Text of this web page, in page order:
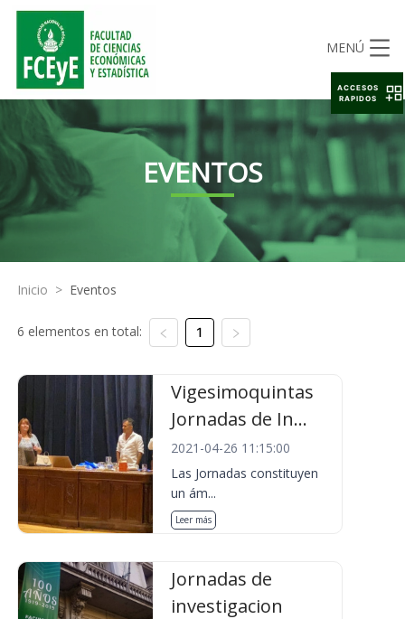
MENÚ
EVENTOS
Inicio > Eventos
6 elementos en total: 1
Vigesimoquintas
Jornadas de In...
2021-04-26 11:15:00
Las Jornadas constituyen
un ám...
Leer más
Jornadas de
investigacion
ACCESOS
RAPIDOS